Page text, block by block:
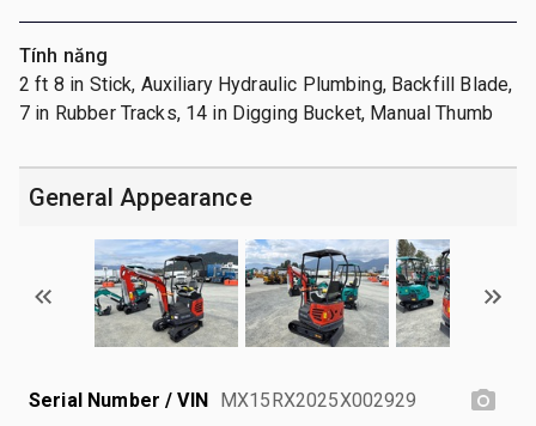
Tính năng
2 ft 8 in Stick, Auxiliary Hydraulic Plumbing, Backfill Blade,
7 in Rubber Tracks, 14 in Digging Bucket, Manual Thumb
General Appearance
Serial Number / VIN MX15RX2025X002929